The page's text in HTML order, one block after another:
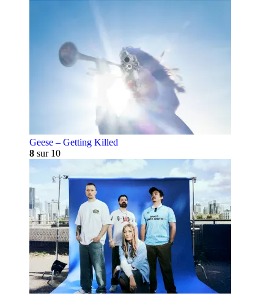
Geese – Getting Killed
8 sur 10